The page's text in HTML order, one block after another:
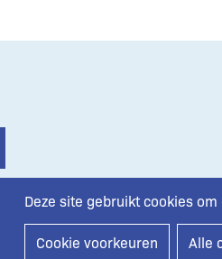
Deze site gebruikt cookies
Cookie voorkeuren Alle